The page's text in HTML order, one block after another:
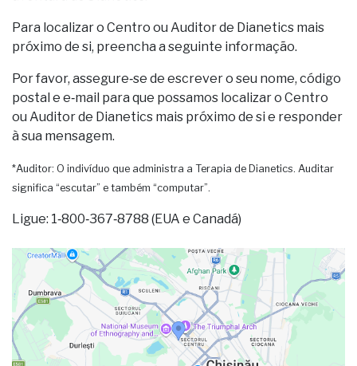
Para localizar o Centro ou Auditor de Dianetics mais
próximo de si, preencha a seguinte informação.
Por favor, assegure‑se de escrever o seu nome, código
postal e e‑mail para que possamos localizar o Centro
ou Auditor de Dianetics mais próximo de si e responder
à sua mensagem.
*Auditor: O indivíduo que administra a Terapia de Dianetics. Auditar
significa “escutar” e também “computar”.
Ligue: 1‑800‑367‑8788 (EUA e Canadá)